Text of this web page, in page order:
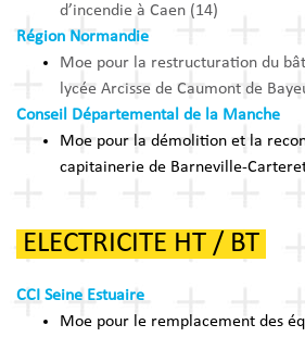
d’incendie à Caen (14)
Région Normandie
Moe pour la restructuration du
lycée Arcisse de Caumont de
Conseil Départemental de la Manche
Moe pour la démolition et la
capitainerie de Barneville-
ELECTRICITE HT / BT
CCI Seine Estuaire
Moe pour le remplacement des